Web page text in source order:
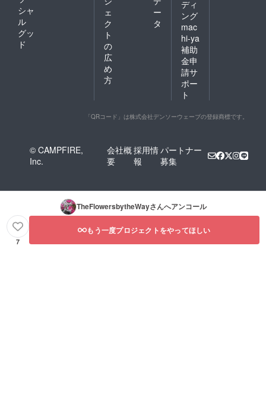
シャ
ル
グッ
ド
ェ
ク
ト
の
広
め
方
ー
タ
ディ
ング
mac
hi-ya
補助
金申
請サ
ポー
ト
「QRコード」は株式会社デンソーウェーブの登録商標です。
© CAMPFIRE,
Inc.
会社概
要
採用情
報
パートナー
募集
TheFlowersbytheWayさんへアンコール
7
もう一度プロジェクトをやってほしい